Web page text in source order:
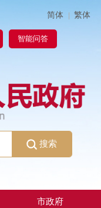
简体 | 繁体
智能问答
搜索
市政府